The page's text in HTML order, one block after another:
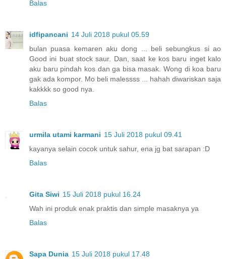
Balas
idfipancani 14 Juli 2018 pukul 05.59
bulan puasa kemaren aku dong ... beli sebungkus si ao
Good ini buat stock saur. Dan, saat ke kos baru inget kalo
aku baru pindah kos dan ga bisa masak. Wong di koa baru
gak ada kompor. Mo beli malessss ... hahah diwariskan saja
kakkkk so good nya.
Balas
urmila utami karmani 15 Juli 2018 pukul 09.41
kayanya selain cocok untuk sahur, ena jg bat sarapan :D
Balas
Gita Siwi 15 Juli 2018 pukul 16.24
Wah ini produk enak praktis dan simple masaknya ya
Balas
Sapa Dunia 15 Juli 2018 pukul 17.48